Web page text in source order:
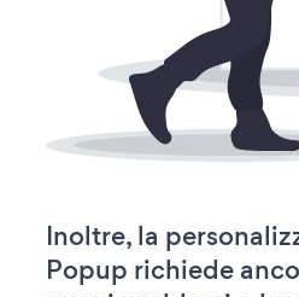
Inoltre, la
Popup richiede